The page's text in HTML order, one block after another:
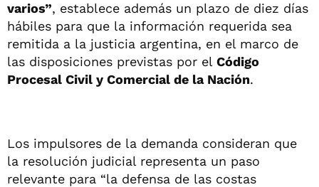
varios”, establece además un plazo de diez días
hábiles para que la información requerida sea
remitida a la justicia argentina, en el marco de
las disposiciones previstas por el Código
Procesal Civil y Comercial de la Nación.
Los impulsores de la demanda consideran que
la resolución judicial representa un paso
relevante para “la defensa de las costas